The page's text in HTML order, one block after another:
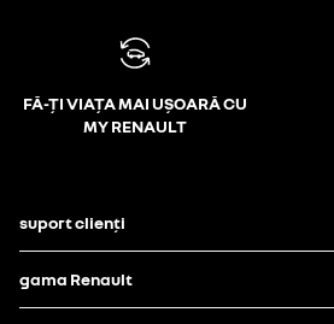
FĂ-ȚI VIAȚA MAI UȘOARĂ CU
MY RENAULT
suport clienți
gama Renault